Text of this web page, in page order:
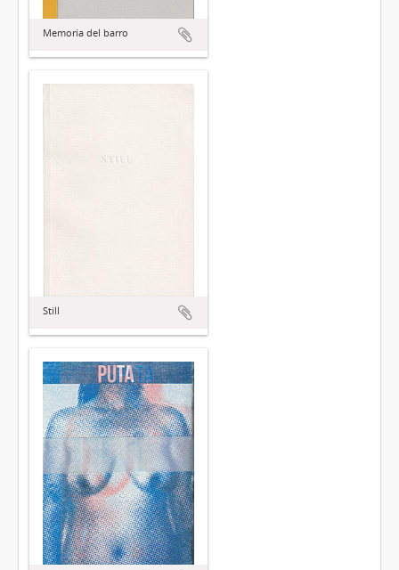
Memoria del barro
Still